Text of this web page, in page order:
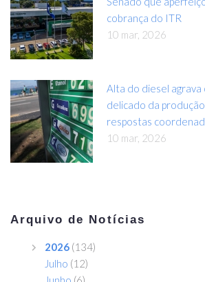
cobrança do ITR
10 mar, 2026
Alta do diesel agrava
delicado da
respostas
10 mar, 2026
Arquivo de Notícias
2026 (134)
Julho (12)